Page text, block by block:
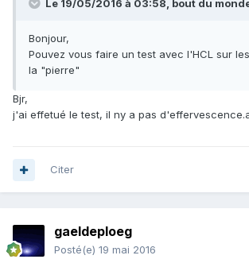
Le 19/05/2016 à 03:58, bout du
Bonjour,
Pouvez vous faire un test avec l'HCL sur
la "pierre"
Bjr,
j'ai effetué le test, il ny a pas
Citer
gaeldeploeg
Posté(e) 19 mai 2016